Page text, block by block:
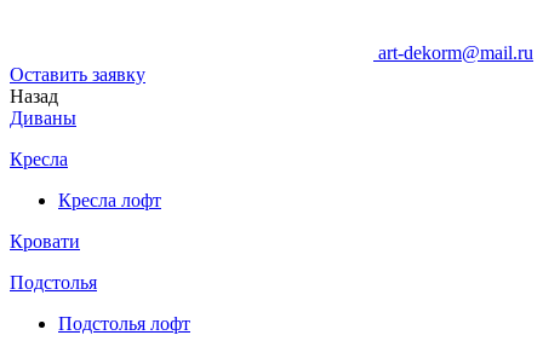
art-dekorm@mail.ru
Оставить заявку
Назад
Диваны
Кресла
Кресла лофт
Кровати
Подстолья
Подстолья лофт